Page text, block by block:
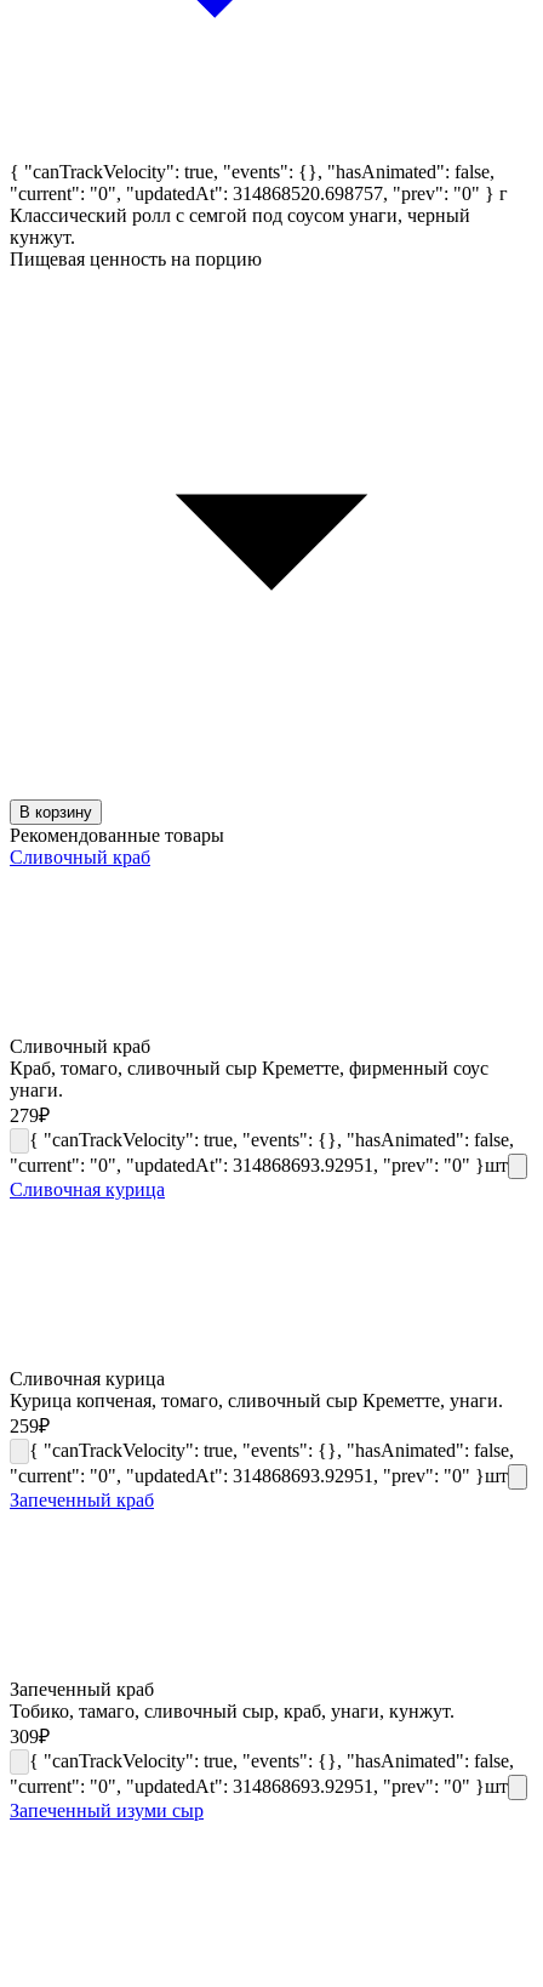
{ "canTrackVelocity": true, "events": {}, "hasAnimated": false,
"current": "0", "updatedAt": 314868520.698757, "prev": "0" } г
Классический ролл с семгой под соусом унаги, черный
кунжут.
Пищевая ценность на порцию
В корзину
Рекомендованные товары
Сливочный краб
Сливочный краб
Краб, томаго, сливочный сыр Креметте, фирменный соус
унаги.
279₽
{ "canTrackVelocity": true, "events": {}, "hasAnimated": false,
"current": "0", "updatedAt": 314868693.92951, "prev": "0" }шт
Сливочная курица
Сливочная курица
Курица копченая, томаго, сливочный сыр Креметте, унаги.
259₽
{ "canTrackVelocity": true, "events": {}, "hasAnimated": false,
"current": "0", "updatedAt": 314868693.92951, "prev": "0" }шт
Запеченный краб
Запеченный краб
Тобико, тамаго, сливочный сыр, краб, унаги, кунжут.
309₽
{ "canTrackVelocity": true, "events": {}, "hasAnimated": false,
"current": "0", "updatedAt": 314868693.92951, "prev": "0" }шт
Запеченный изуми сыр